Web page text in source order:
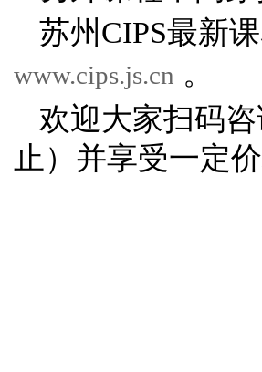
苏州CIPS最新
www.cips.js.cn 。
欢迎大家扫码
止）并享受一定